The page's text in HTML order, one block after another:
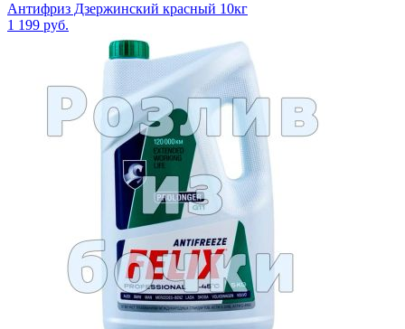
Антифриз Дзержинский красный 10кг
1 199 руб.